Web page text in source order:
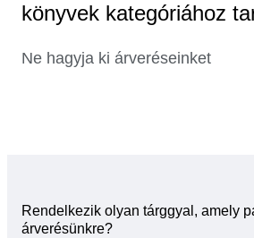
könyvek kategóriához
Ne hagyja ki árveréseinket
Rendelkezik olyan tárggyal, amely
árverésünkre?